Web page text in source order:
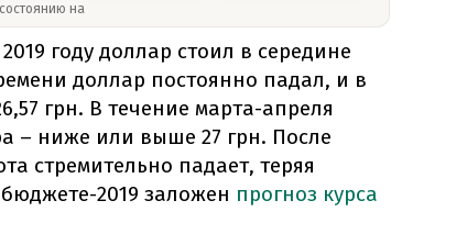
на
году доллар стоил в середине
доллар постоянно падал, и в
грн. В течение марта-апреля
– ниже или выше 27 грн. После
стремительно падает, теряя
2019 заложен прогноз курса